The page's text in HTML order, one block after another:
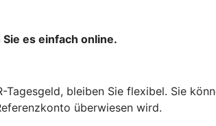
es einfach online.
bleiben Sie flexibel. Sie
überwiesen wird.